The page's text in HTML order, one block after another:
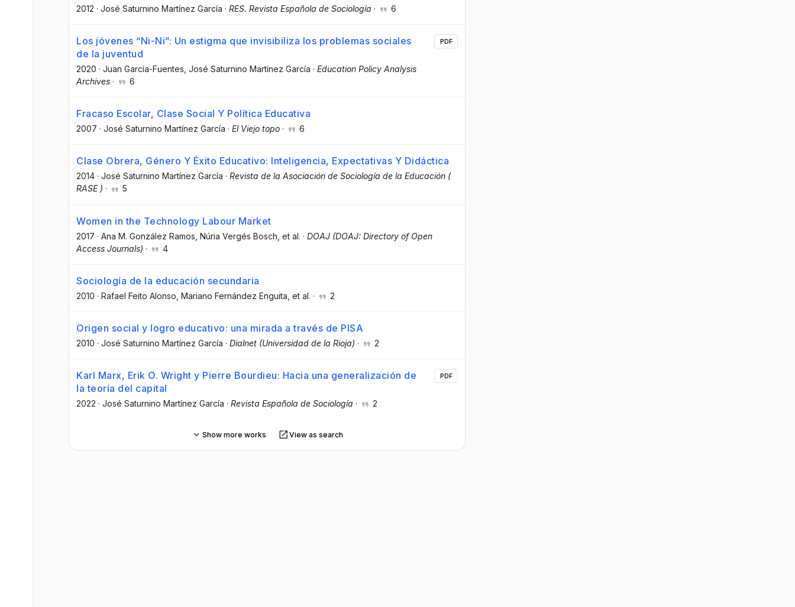
2012 · José Saturnino Martínez García · RES. Revista Española de Sociología · 6
Los jóvenes “Ni-Ni”: Un estigma que invisibiliza los problemas sociales
de la juventud
2020 · Juan García-Fuentes , José Saturnino Martínez García · Education Policy Analysis
Archives · 6
PDF
Fracaso Escolar, Clase Social Y Política Educativa
2007 · José Saturnino Martínez García · El Viejo topo · 6
Clase Obrera, Género Y Éxito Educativo: Inteligencia, Expectativas Y Didáctica
2014 · José Saturnino Martínez García · Revista de la Asociación de Sociología de la Educación (
RASE ) · 5
Women in the Technology Labour Market
2017 · Ana M. González Ramos , Núria Vergés Bosch , et al. · DOAJ (DOAJ: Directory of Open
Access Journals) · 4
Sociología de la educación secundaria
2010 · Rafael Feito Alonso , Mariano Fernández Enguita , et al. · 2
Origen social y logro educativo: una mirada a través de PISA
2010 · José Saturnino Martínez García · Dialnet (Universidad de la Rioja) · 2
Karl Marx, Erik O. Wright y Pierre Bourdieu: Hacia una generalización de
la teoría del capital
2022 · José Saturnino Martínez García · Revista Española de Sociología · 2
PDF
Show more works View as search